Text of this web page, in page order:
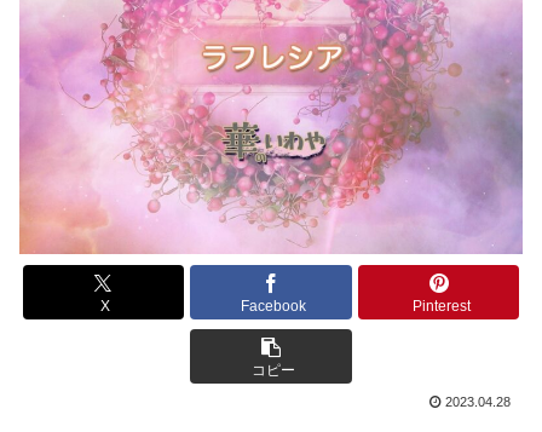
X Facebook Pinterest
コピー
2023.04.28